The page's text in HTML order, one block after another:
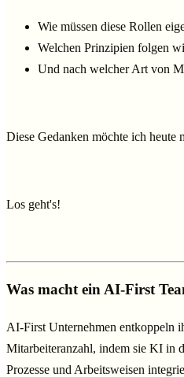
Wie müssen diese Rollen
Welchen Prinzipien folgen
Und nach welcher Art von
Diese Gedanken möchte ich heute
Los geht's!
Was macht ein AI-First
AI-First Unternehmen entkoppeln
Mitarbeiteranzahl, indem sie KI in
Prozesse und Arbeitsweisen